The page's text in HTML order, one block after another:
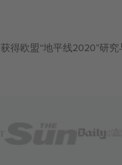
欧盟“地平线2020”研究